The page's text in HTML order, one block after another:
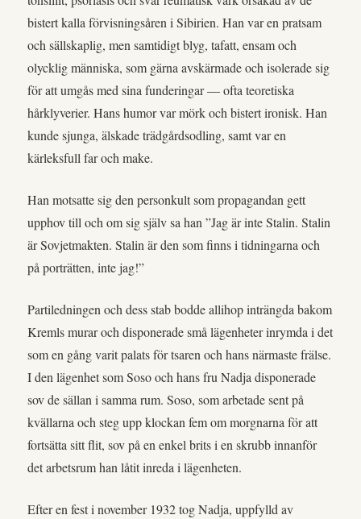
bistert kalla förvisningsåren i Sibirien. Han var en pratsam
och sällskaplig, men samtidigt blyg, tafatt, ensam och
olycklig människa, som gärna avskärmade och isolerade sig
för att umgås med sina funderingar — ofta teoretiska
hårklyverier. Hans humor var mörk och bistert ironisk. Han
kunde sjunga, älskade trädgårdsodling, samt var en
kärleksfull far och make.
Han motsatte sig den personkult som propagandan gett
upphov till och om sig själv sa han ”Jag är inte Stalin. Stalin
är Sovjetmakten. Stalin är den som finns i tidningarna och
på porträtten, inte jag!”
Partiledningen och dess stab bodde allihop inträngda bakom
Kremls murar och disponerade små lägenheter inrymda i det
som en gång varit palats för tsaren och hans närmaste frälse.
I den lägenhet som Soso och hans fru Nadja disponerade
sov de sällan i samma rum. Soso, som arbetade sent på
kvällarna och steg upp klockan fem om morgnarna för att
fortsätta sitt flit, sov på en enkel brits i en skrubb innanför
det arbetsrum han låtit inreda i lägenheten.
Efter en fest i november 1932 tog Nadja, uppfylld av